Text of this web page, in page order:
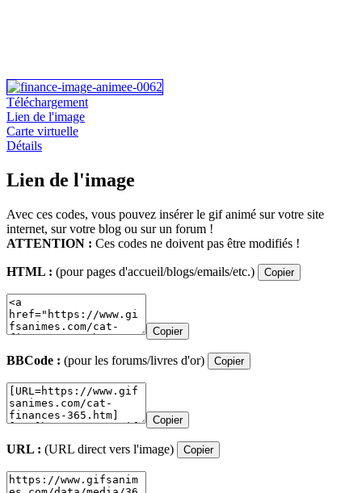
Téléchargement
Lien de l'image
Carte virtuelle
Détails
Lien de l'image
Avec ces codes, vous pouvez insérer le gif animé sur votre site
internet, sur votre blog ou sur un forum !
ATTENTION : Ces codes ne doivent pas être modifiés !
HTML : (pour pages d'accueil/blogs/emails/etc.) Copier
Copier
BBCode : (pour les forums/livres d'or) Copier
Copier
URL : (URL direct vers l'image) Copier